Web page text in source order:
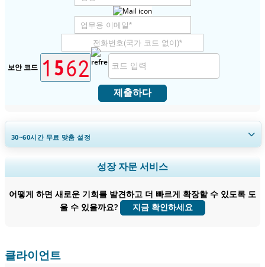
보안 코드
제출하다
30~60시간무료 맞춤 설정
지역 및 국가 범위 확장, 세그먼트 분석, 기업 프로필, 경쟁 벤치마킹, 및 최
종 사용자 인사이트.
지금 맞춤 설정
성장 자문 서비스
어떻게 하면 새로운 기회를 발견하고 더 빠르게 확장할 수 있도록 도
울 수 있을까요?
지금 확인하세요
클라이언트